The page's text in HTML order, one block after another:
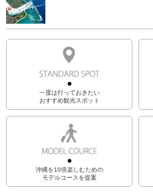
一度は行っておきたい
おすすめ観光スポット
沖縄を10倍楽しむための
モデルコースを提案